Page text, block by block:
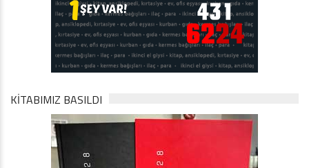
KİTABIMIZ BASILDI